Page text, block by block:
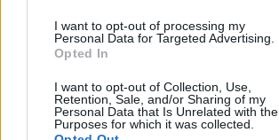
I want to opt-out of processing my
Personal Data for Targeted Advertising.
Opted In
I want to opt-out of Collection, Use,
Retention, Sale, and/or Sharing of my
Personal Data that Is Unrelated with the
Purposes for which it was collected.